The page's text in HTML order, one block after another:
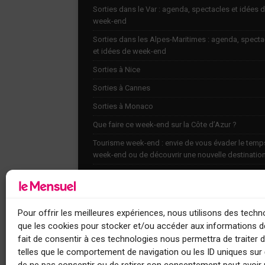
Pour offrir les meilleures expériences, nous utilisons des
que les cookies pour stocker et/ou accéder aux informations
fait de consentir à ces technologies nous permettra de traiter
telles que le comportement de navigation ou les ID uniques
Sorties dans le Var : agenda, spectacles et idées
week-end
Sorties dans les Alpes-Maritimes : agenda,
et idées de week-end
Sorties à Nice
Sorties à Cannes
Sorties à Monaco
Que faire ce week-end sur la Côte d’Azur ?
Tourisme week-end : envie de vous évader le
week-end ou de découvrir une nouvelle
Contact